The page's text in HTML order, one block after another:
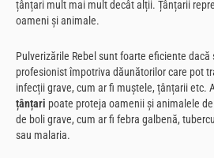
țânțari mult mai mult decât alții. Țânțarii
oameni și animale.
Pulverizările Rebel sunt foarte eficiente
profesionist împotriva dăunătorilor care pot
infecții grave, cum ar fi muștele, țânțarii etc.
țânțari poate proteja oamenii și animalele
de boli grave, cum ar fi febra galbenă,
sau malaria.